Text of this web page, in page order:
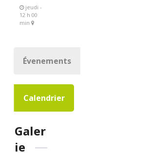
jeudi -
12 h 00
min
Évenements
Calendrier
Galer
ie